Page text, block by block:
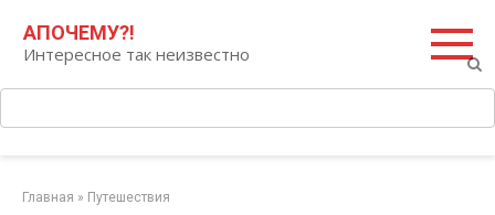
контенту
АПОЧЕМУ?!
Интересное так неизвестно
Главная » Путешествия